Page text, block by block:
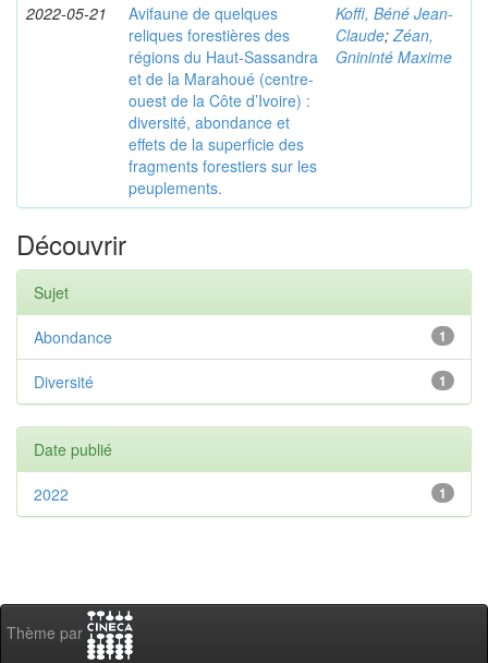
2022-05-21
Avifaune de quelques
reliques forestières des
régions du Haut-Sassandra
et de la Marahoué (centre-
ouest de la Côte d’Ivoire) :
diversité, abondance et
effets de la superficie des
fragments forestiers sur les
peuplements.
Koffi, Béné Jean-
Claude; Zéan,
Gnininté Maxime
Découvrir
Sujet
1
Abondance
1
Diversité
Date publié
1
2022
Thème par